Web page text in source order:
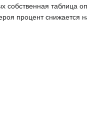
собственная таблица
процент снижается